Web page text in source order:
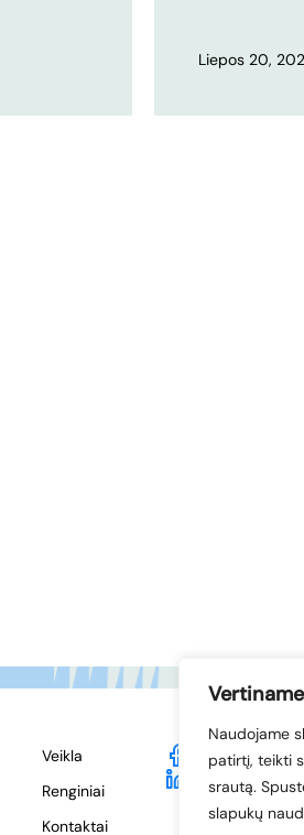
Naudojame
patirtį, teikti
srautą.
slapukų
Liepos 20,
Veikla
Renginiai
Kontaktai
Facebook
LinkedIn